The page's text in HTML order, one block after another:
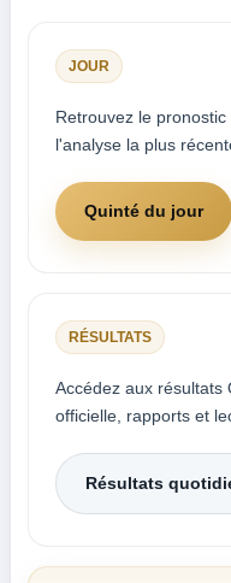
JOUR
Retrouvez le
l'analyse la plus
Quinté du jour
RÉSULTATS
Accédez aux résultats
officielle, rapports et
Résultats